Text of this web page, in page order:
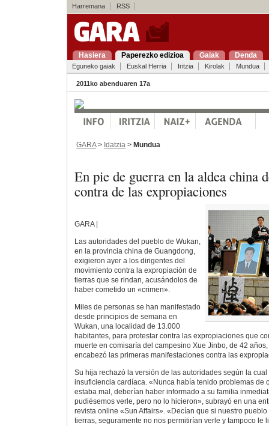
Harremana RSS
Hasiera Paperezko edizioa Gaiak Denda
Eguneko gaiak Euskal Herria Iritzia Kirolak Mundua
2011ko abenduaren 17a
GARA> Idatzia > Mundua
En pie de guerra en la aldea china
contra de las expropiaciones
GARA |
Las autoridades del pueblo de Wukan,
en la provincia china de Guangdong,
exigieron ayer a los dirigentes del
movimiento contra la expropiación de
tierras que se rindan, acusándolos de
haber cometido un «crimen».
Miles de personas se han manifestado
desde principios de semana en
Wukan, una localidad de 13.000
habitantes, para protestar contra las expropiaciones que
muerte en comisaría del campesino Xue Jinbo, de 42
encabezó las primeras manifestaciones contra las
Su hija rechazó la versión de las autoridades según la
insuficiencia cardíaca. «Nunca había tenido problemas de
estaba mal, deberían haber informado a su familia
pudiésemos verle, pero no lo hicieron», subrayó en una
revista online «Sun Affairs». «Decían que si nuestro
tierras, seguramente no nos permitirían verle y tampoco le